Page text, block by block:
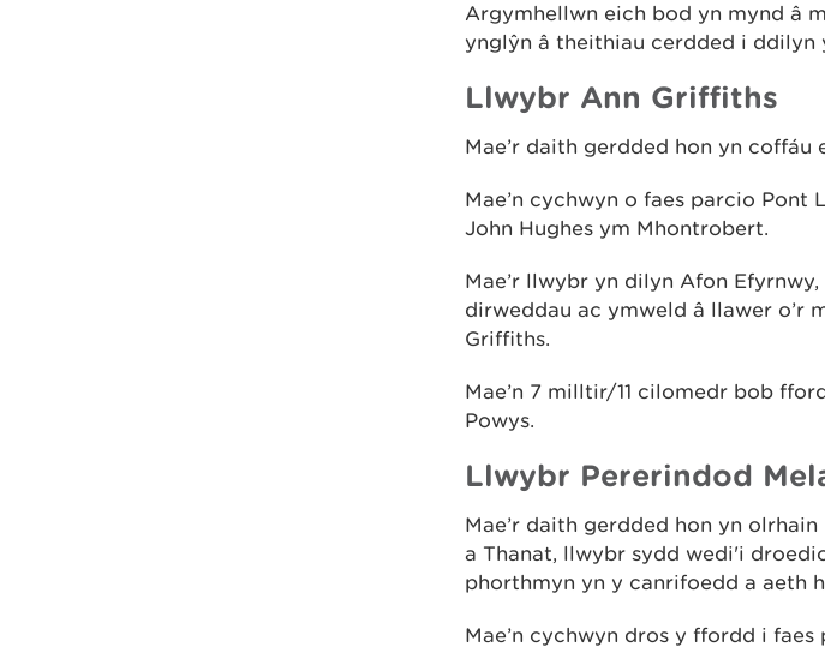
Argymhellwn eich bod yn mynd â
ynglŷn â theithiau cerdded i ddilyn
Llwybr Ann Griffiths
Mae’r daith gerdded hon yn coffáu
Mae’n cychwyn o faes parcio Pont
John Hughes ym Mhontrobert.
Mae’r llwybr yn dilyn Afon
dirweddau ac ymweld â llawer o’r
Griffiths.
Mae’n 7 milltir/11 cilomedr bob
Powys.
Llwybr Pererindod
Mae’r daith gerdded hon yn
a Thanat, llwybr sydd wedi'i
phorthmyn yn y canrifoedd a aeth
Mae’n cychwyn dros y ffordd i